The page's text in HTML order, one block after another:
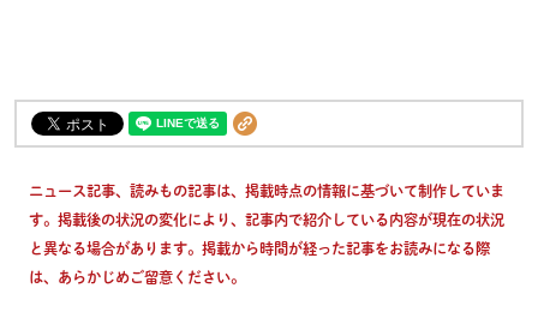
ニュース記事、読みもの記事は、掲載時点の情報に基づいて制作していま
す。掲載後の状況の変化により、記事内で紹介している内容が現在の状況
と異なる場合があります。掲載から時間が経った記事をお読みになる際
は、あらかじめご留意ください。